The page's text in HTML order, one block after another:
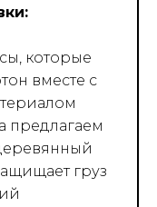
которые
вместе с
предлагаем
груз